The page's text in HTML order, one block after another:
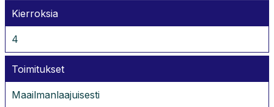
Kierroksia
4
Toimitukset
Maailmanlaajuisesti